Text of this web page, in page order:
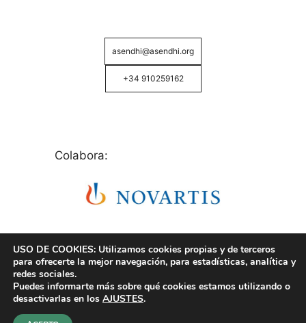
asendhi@asendhi.org
+34 910259162
Colabora:
© Copyright 2026 ASENDHI - Asociación de Enfermos
USO DE COOKIES: Utilizamos cookies propias y de terceros
para ofrecerte la mejor navegación, para estadísticas, analítica y
redes sociales.
Puedes informarte más sobre qué cookies estamos utilizando o
desactivarlas en los AJUSTES.